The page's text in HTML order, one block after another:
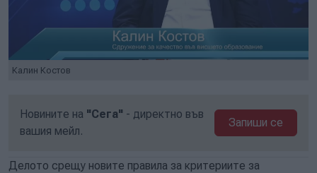
Калин Костов
Новините на "Сега" - директно във
вашия мейл.
Запиши се
Делото срещу новите правила за критериите за